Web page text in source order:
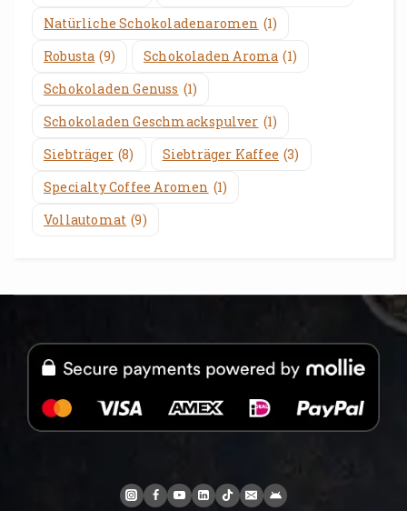
Natürliche Schokoladenaromen (1)
Robusta (9) Schokoladen Aroma (1)
Schokoladen Genuss (1)
Schokoladen Geschmackspulver (1)
Siebträger (8) Siebträger Kaffee (3)
Specialty Coffee Aromen (1)
Vollautomat (9)